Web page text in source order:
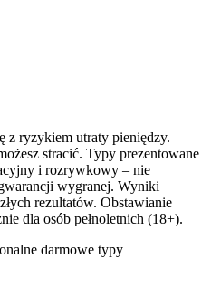
z ryzykiem utraty pieniędzy.
stracić. Typy prezentowane
i rozrywkowy – nie
wygranej. Wyniki
rezultatów. Obstawianie
dla osób pełnoletnich (18+).
darmowe typy